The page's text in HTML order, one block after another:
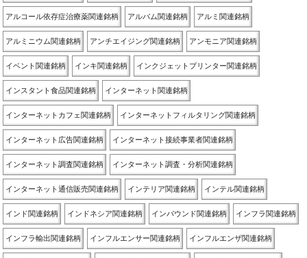
アルコール依存症治療薬関連銘柄 アルバム関連銘柄 アルミ関連銘柄
アルミニウム関連銘柄 アンチエイジング関連銘柄 アンモニア関連銘柄
イベント関連銘柄 インキ関連銘柄 インクジェットプリンター関連銘柄
インスタント食品関連銘柄 インターネット関連銘柄
インターネットカフェ関連銘柄 インターネットフィルタリング関連銘柄
インターネット広告関連銘柄 インターネット接続事業者関連銘柄
インターネット調査関連銘柄 インターネット調査・分析関連銘柄
インターネット通信販売関連銘柄 インテリア関連銘柄 インテル関連銘柄
インド関連銘柄 インドネシア関連銘柄 インバウンド関連銘柄 インフラ関連銘柄
インフラ輸出関連銘柄 インフルエンサー関連銘柄 インフルエンザ関連銘柄